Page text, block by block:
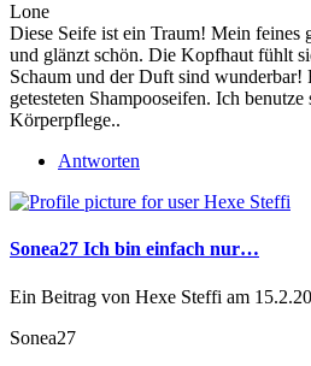
Lone
Diese Seife ist ein Traum! Mein feines
und glänzt schön. Die Kopfhaut fühlt
Schaum und der Duft sind wunderbar!
getesteten Shampooseifen. Ich
Körperpflege..
Antworten
Sonea27 Ich bin einfach nur…
Ein Beitrag von Hexe Steffi am
Sonea27